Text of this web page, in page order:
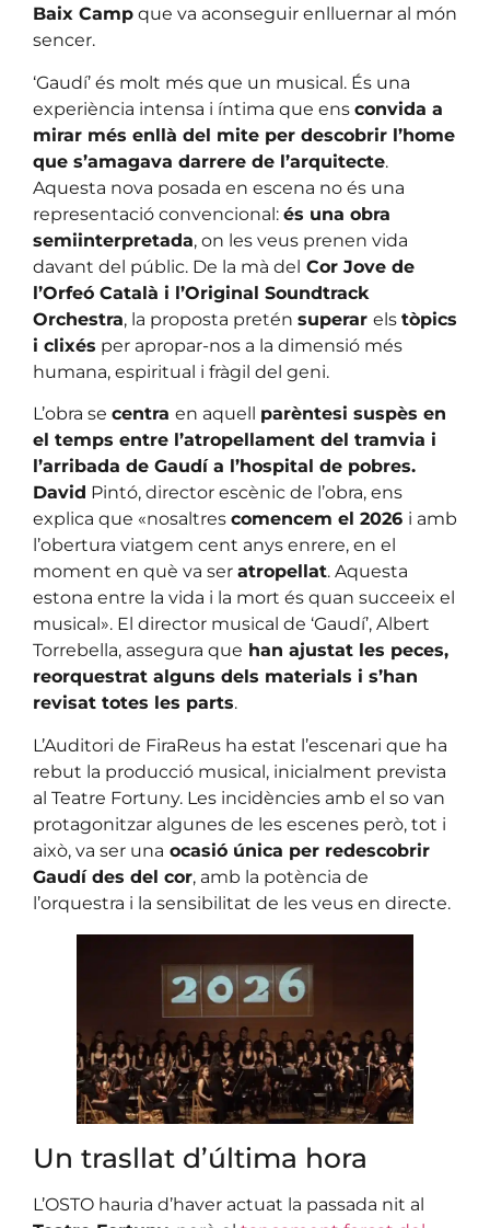
Baix Camp que va aconseguir enlluernar al món
sencer.
‘Gaudí’ és molt més que un musical. És una
experiència intensa i íntima que ens convida a
mirar més enllà del mite per descobrir l’home
que s’amagava darrere de l’arquitecte.
Aquesta nova posada en escena no és una
representació convencional: és una obra
semiinterpretada, on les veus prenen vida
davant del públic. De la mà del Cor Jove de
l’Orfeó Català i l’Original Soundtrack
Orchestra, la proposta pretén superar els tòpics
i clixés per apropar-nos a la dimensió més
humana, espiritual i fràgil del geni.
L’obra se centra en aquell parèntesi suspès en
el temps entre l’atropellament del tramvia i
l’arribada de Gaudí a l’hospital de pobres.
David Pintó, director escènic de l’obra, ens
explica que «nosaltres comencem el 2026 i amb
l’obertura viatgem cent anys enrere, en el
moment en què va ser atropellat. Aquesta
estona entre la vida i la mort és quan succeeix el
musical». El director musical de ‘Gaudí’, Albert
Torrebella, assegura que han ajustat les peces,
reorquestrat alguns dels materials i s’han
revisat totes les parts.
L’Auditori de FiraReus ha estat l’escenari que ha
rebut la producció musical, inicialment prevista
al Teatre Fortuny. Les incidències amb el so van
protagonitzar algunes de les escenes però, tot i
això, va ser una ocasió única per redescobrir
Gaudí des del cor, amb la potència de
l’orquestra i la sensibilitat de les veus en directe.
Un trasllat d’última hora
L’OSTO hauria d’haver actuat la passada nit al